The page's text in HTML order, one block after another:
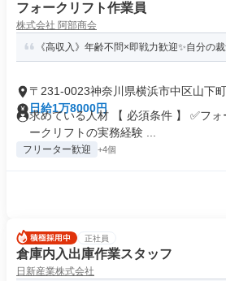
フォークリフト作業員
株式会社 阿部商会
《高収入》年齢不問×即戦力歓迎✨自分の
〒231-0023神奈川県横浜市中区山下町
日給1万8000円
求めている人材 【 必須条件 】 ✅フ
ークリフトの実務経験 ...
フリーター歓迎 +4個
正社員
倉庫内入出庫作業スタッフ
日新産業株式会社